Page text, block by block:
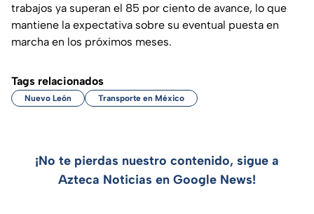
trabajos ya superan el 85 por ciento de avance, lo que
mantiene la expectativa sobre su eventual puesta en
marcha en los próximos meses.
Tags relacionados
Nuevo León Transporte en México
¡No te pierdas nuestro contenido, sigue a
Azteca Noticias en Google News!